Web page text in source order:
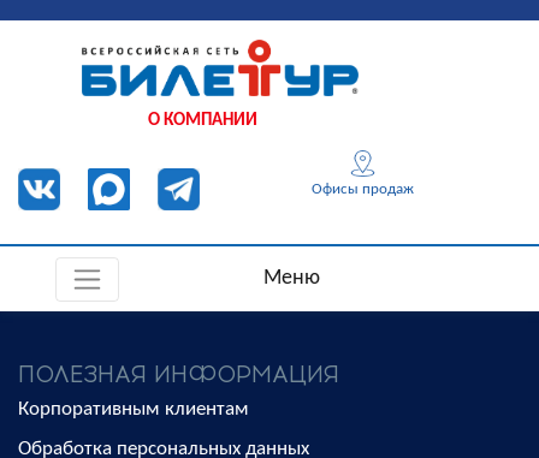
О КОМПАНИИ
Офисы продаж
Меню
ПОЛЕЗНАЯ ИНФОРМАЦИЯ
Корпоративным клиентам
Обработка персональных данных